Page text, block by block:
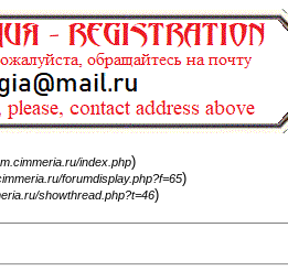
index.php)
forumdisplay.php?f=65)
showthread.php?t=46)